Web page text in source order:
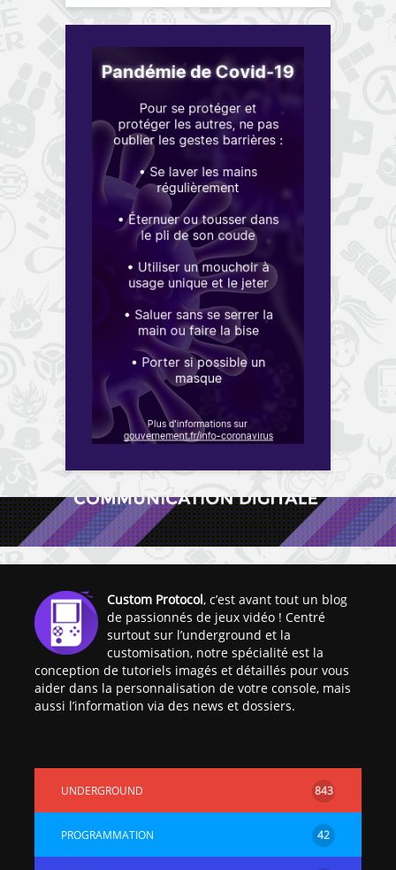
Custom Protocol, c’est avant tout un blog
de passionnés de jeux vidéo ! Centré
surtout sur l’underground et la
customisation, notre spécialité est la
conception de tutoriels imagés et détaillés pour vous
aider dans la personnalisation de votre console, mais
aussi l’information via des news et dossiers.
UNDERGROUND 843
PROGRAMMATION 42